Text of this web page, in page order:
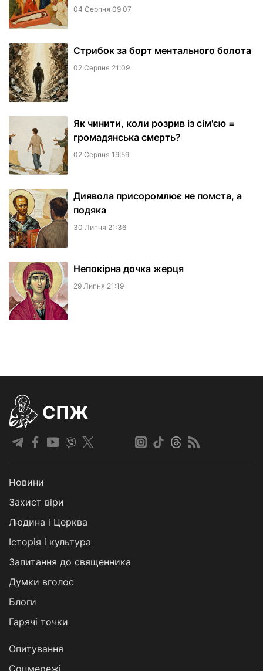
04 Серпня 09:07
​Стрибок за борт ментального болота
02 Серпня 21:09
Як чинити, коли розрив із сім'єю =
громадянська смерть?
02 Серпня 19:59
Диявола присоромлює не помста, а
подяка
30 Липня 21:36
Непокірна дочка жерця
29 Липня 21:19
СПЖ
Новини
Захист віри
Людина і Церква
Історія і культура
Запитання до священника
Думки вголос
Блоги
Гарячі точки
Опитування